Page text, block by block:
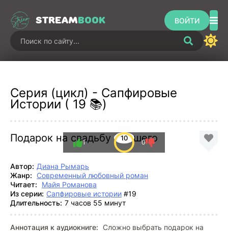
STREAMBOOK ВОЙТИ
Серия (цикл) - Сапфировые
Истории ( 19 📚)
Подарок на свадьбу бывшего
10
1 0
Автор: Диана Рымарь
Жанр: Современный любовный роман
Читает:
Майя Романова
Из серии: Сапфировые истории #19
Длительность: 7 часов 55 минут
Аннотация к аудиокниге: Сложно выбрать подарок на